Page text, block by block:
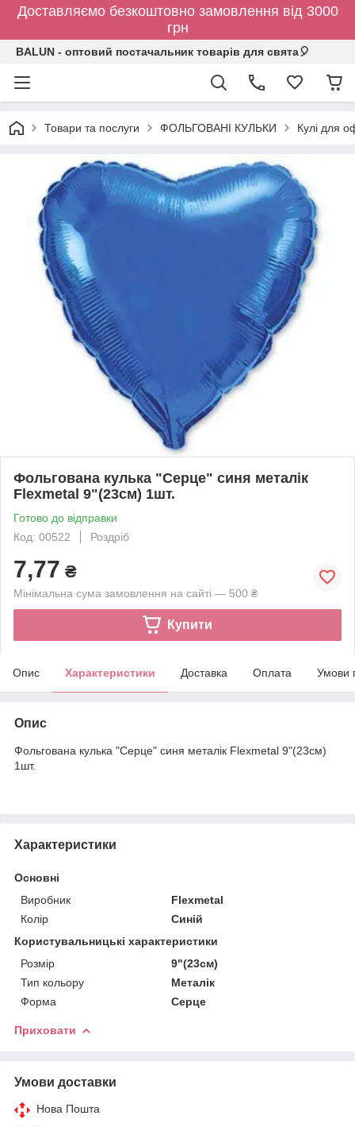
Доставляємо безкоштовно замовлення від 3000
грн
BALUN - оптовий постачальник товарів для свята🎈
Товари та послуги ФОЛЬГОВАНІ КУЛЬКИ Кулі для
Фольгована кулька "Серце" синя металік
Flexmetal 9"(23см) 1шт.
Готово до відправки
Код: 00522
Роздріб
7,77 ₴
Мінімальна сума замовлення на сайті — 500 ₴
Купити
Опис Характеристики Доставка Оплата Умови
Опис
Фольгована кулька "Серце" синя металік Flexmetal 9"(23см)
1шт.
Характеристики
Основні
Виробник
Flexmetal
Колір
Синій
Користувальницькі характеристики
Розмір
9"(23см)
Тип кольору
Металік
Форма
Серце
Приховати
Умови доставки
Нова Пошта